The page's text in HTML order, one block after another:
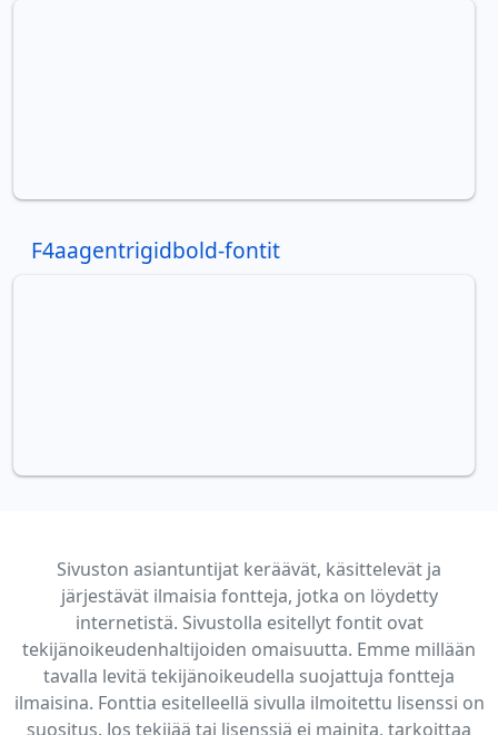
F4aagentrigidbold-fontit
Sivuston asiantuntijat keräävät, käsittelevät ja
järjestävät ilmaisia fontteja, jotka on löydetty
internetistä. Sivustolla esitellyt fontit ovat
tekijänoikeudenhaltijoiden omaisuutta. Emme millään
tavalla levitä tekijänoikeudella suojattuja fontteja
ilmaisina. Fonttia esitelleellä sivulla ilmoitettu lisenssi on
suositus. Jos tekijää tai lisenssiä ei mainita, tarkoittaa